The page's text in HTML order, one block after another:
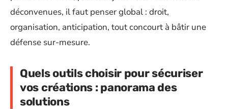
déconvenues, il faut penser global : droit,
organisation, anticipation, tout concourt à bâtir une
défense sur-mesure.
Quels outils choisir pour sécuriser
vos créations : panorama des
solutions